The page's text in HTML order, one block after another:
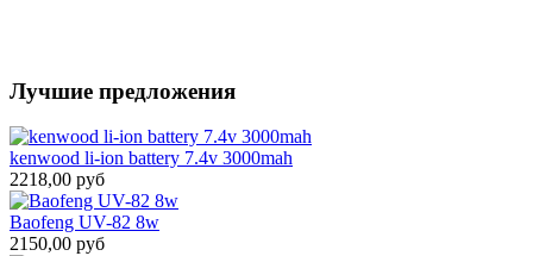
Лучшие предложения
kenwood li-ion battery 7.4v 3000mah
2218,00 руб
Baofeng UV-82 8w
2150,00 руб